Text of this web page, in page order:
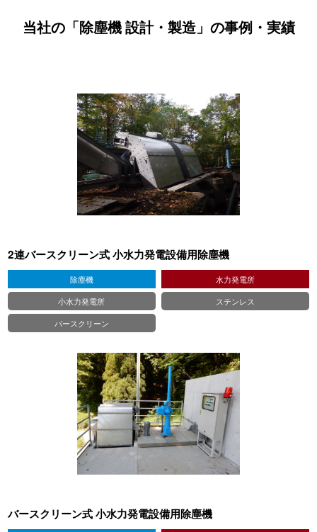
当社の「除塵機 設計・製造」の事例・実績
2連バースクリーン式 小水力発電設備用除塵機
除塵機
水力発電所
小水力発電所
ステンレス
バースクリーン
バースクリーン式 小水力発電設備用除塵機